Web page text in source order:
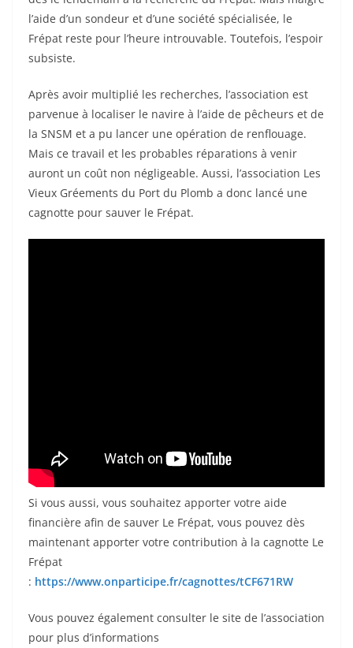
l’aide d’un sondeur et d’une société spécialisée, le
Frépat reste pour l’heure introuvable. Toutefois, l’espoir
subsiste.
Après avoir multiplié les recherches, l’association est
parvenue à localiser le navire à l’aide de pêcheurs et de
la SNSM et a pu lancer une opération de renflouage.
Mais ce travail et les probables réparations à venir
auront un coût non négligeable. Aussi, l’association Les
Vieux Gréements du Port du Plomb a donc lancé une
cagnotte pour sauver le Frépat.
Si vous aussi, vous souhaitez apporter votre aide
financière afin de sauver Le Frépat, vous pouvez dès
maintenant apporter votre contribution à la cagnotte Le
Frépat
: https://www.onparticipe.fr/cagnottes/tCF671RW
Vous pouvez également consulter le site de l’association
pour plus d’informations